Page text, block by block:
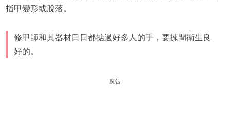
指甲變形或脫落。
修甲師和其器材日日都掂過好多人的手，要揀間衛生良
好的。
廣告